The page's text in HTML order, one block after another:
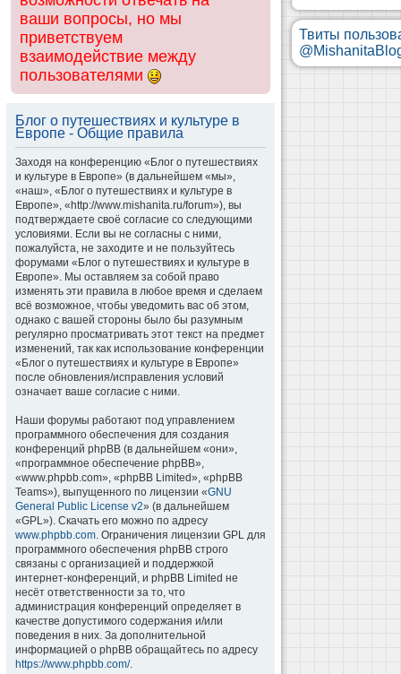
ваши вопросы, но мы
приветствуем
взаимодействие между
пользователями
Блог о путешествиях и культуре в
Европе - Общие правила
Заходя на конференцию «Блог о путешествиях
и культуре в Европе» (в дальнейшем «мы»,
«наш», «Блог о путешествиях и культуре в
Европе», «http://www.mishanita.ru/forum»), вы
подтверждаете своё согласие со следующими
условиями. Если вы не согласны с ними,
пожалуйста, не заходите и не пользуйтесь
форумами «Блог о путешествиях и культуре в
Европе». Мы оставляем за собой право
изменять эти правила в любое время и сделаем
всё возможное, чтобы уведомить вас об этом,
однако с вашей стороны было бы разумным
регулярно просматривать этот текст на предмет
изменений, так как использование конференции
«Блог о путешествиях и культуре в Европе»
после обновления/исправления условий
означает ваше согласие с ними.
Наши форумы работают под управлением
программного обеспечения для создания
конференций phpBB (в дальнейшем «они»,
«программное обеспечение phpBB»,
«www.phpbb.com», «phpBB Limited», «phpBB
Teams»), выпущенного по лицензии «GNU
General Public License v2» (в дальнейшем
«GPL»). Скачать его можно по адресу
www.phpbb.com. Ограничения лицензии GPL для
программного обеспечения phpBB строго
связаны с организацией и поддержкой
интернет-конференций, и phpBB Limited не
несёт ответственности за то, что
администрация конференций определяет в
качестве допустимого содержания и/или
поведения в них. За дополнительной
информацией о phpBB обращайтесь по адресу
https://www.phpbb.com/.
Твиты